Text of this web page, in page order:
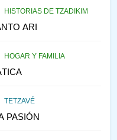
HISTORIAS DE TZADIKIM
ARI
HOGAR Y FAMILIA
TETZAVÉ
PASIÓN
QUÉ
Y LA QUEJA DE